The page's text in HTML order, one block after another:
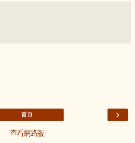
›
首頁
查看網路版